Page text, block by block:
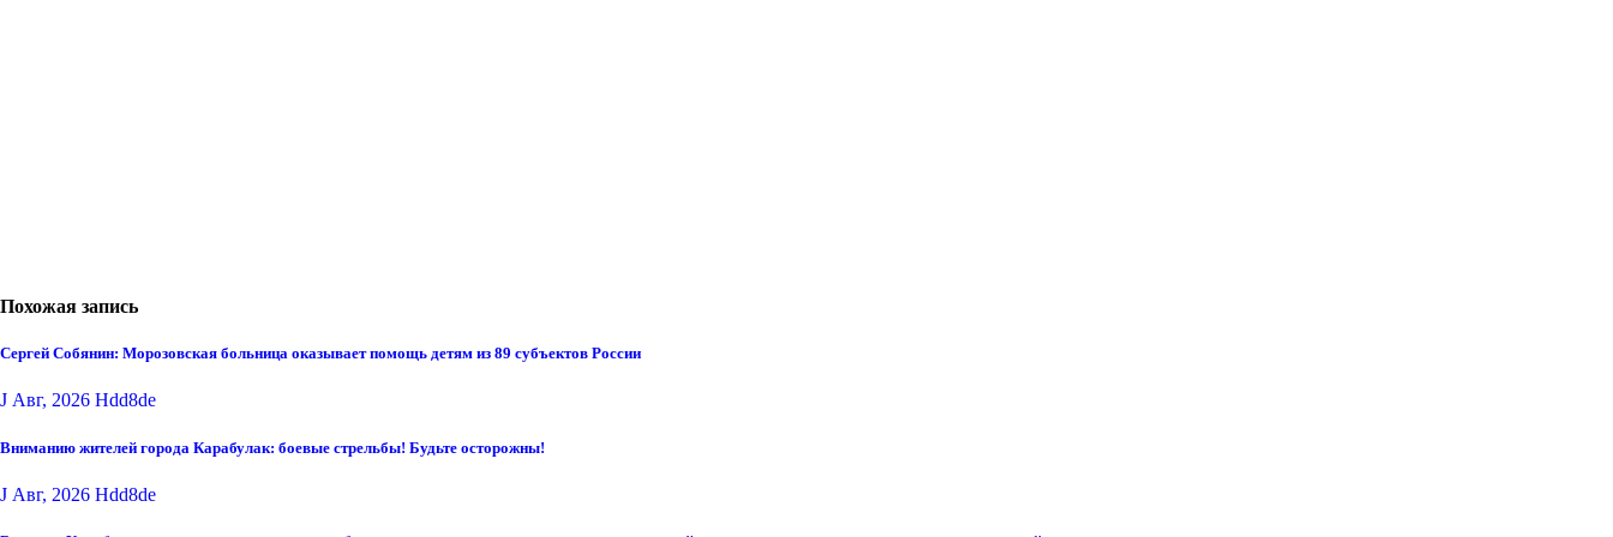
Похожая запись
Сергей Собянин: Морозовская больница оказывает помощь детям из 89 субъектов России
J Авг, 2026 Hdd8de
Вниманию жителей города Карабулак: боевые стрельбы! Будьте осторожны!
J Авг, 2026 Hdd8de